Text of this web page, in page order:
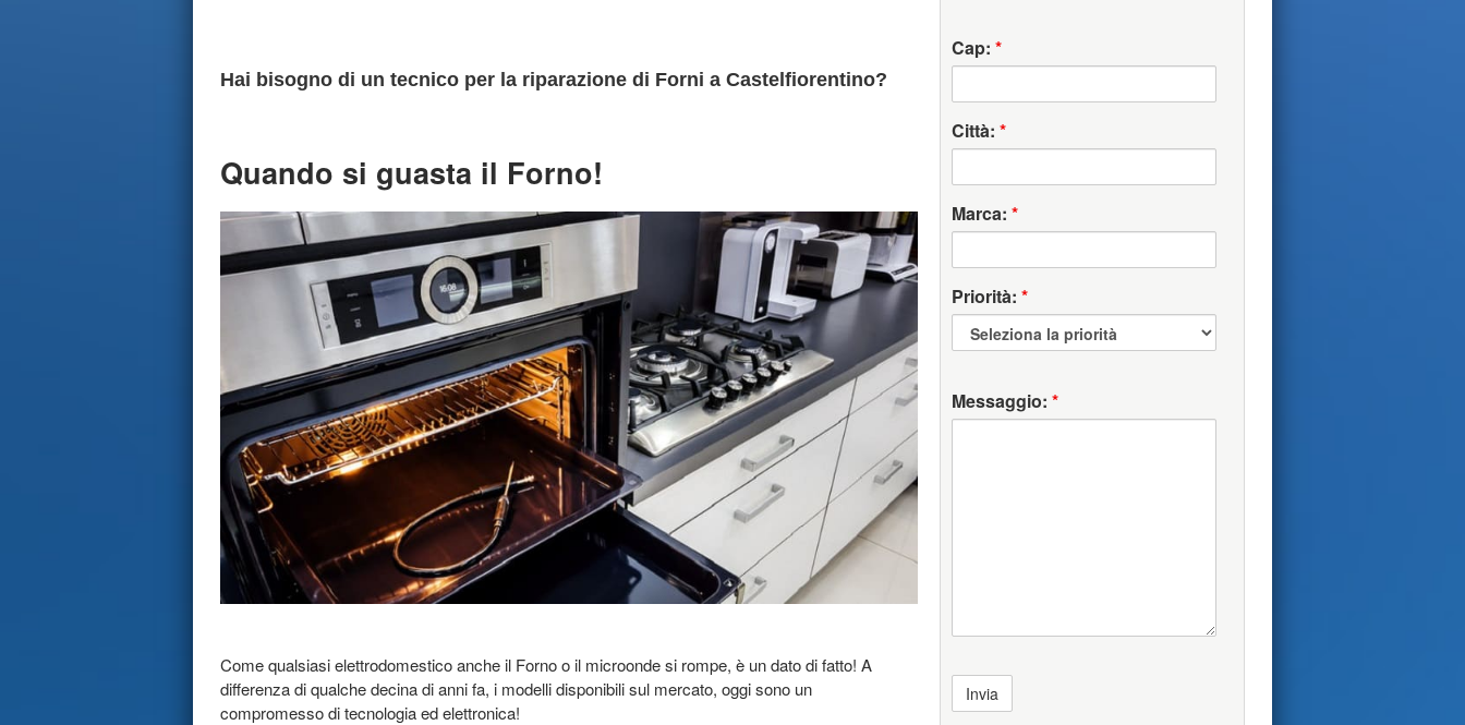
Hai bisogno di un tecnico per la riparazione di Forni a Castelfiorentino?
Quando si guasta il Forno!
Come qualsiasi elettrodomestico anche il Forno o il microonde si rompe, è un dato di fatto! A
differenza di qualche decina di anni fa, i modelli disponibili sul mercato, oggi sono un
compromesso di tecnologia ed elettronica!
Cap: *
Città: *
Marca: *
Priorità: *
Messaggio: *